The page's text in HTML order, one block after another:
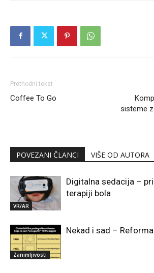
Prethodni tekst
Coffee To Go
sisteme
POVEZANI ČLANCI VIŠE OD AUTORA
VR/AR
Digitalna sedacija –
terapiji bola
Zanimljivosti
Nekad i sad –